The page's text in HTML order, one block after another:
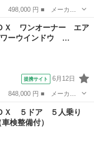
■ グレード名： ワイ
ステ パワーウインド
Ｘ ワンオーナー エア
ーウインドウ …
提携サイト 6月12日
グレード名： ＤＸ ワ
ウインドウ エアバック
ＤＸ ５ドア ５人乗り
検整備付）